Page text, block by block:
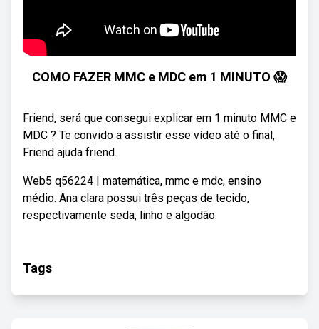
COMO FAZER MMC e MDC em 1 MINUTO 😱
Friend, será que consegui explicar em 1 minuto MMC e
MDC ? Te convido a assistir esse vídeo até o final,
Friend ajuda friend.
Web5 q56224 | matemática, mmc e mdc, ensino
médio. Ana clara possui três peças de tecido,
respectivamente seda, linho e algodão.
Tags